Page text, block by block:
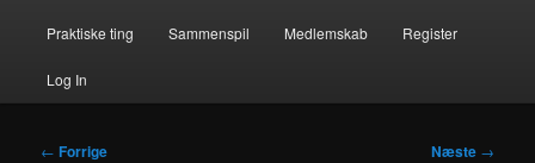
Praktiske ting Sammenspil Medlemskab Register
Log In
Indlægsnavigation
← Forrige Næste →